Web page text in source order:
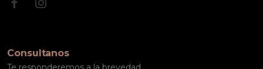
Consultanos